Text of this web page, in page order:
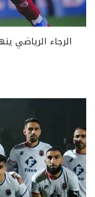
الرجاء الرياضي